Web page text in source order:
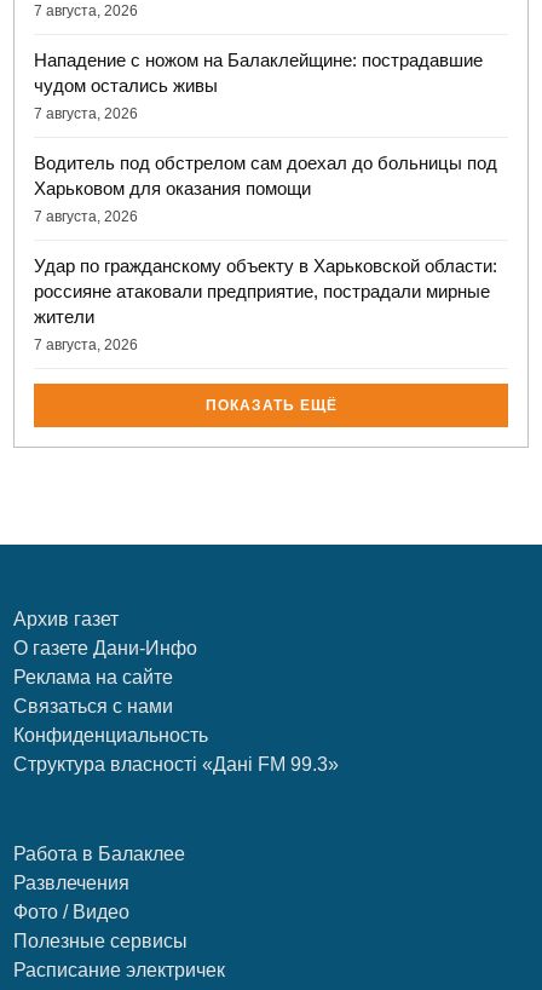
7 августа, 2026
Нападение с ножом на Балаклейщине: пострадавшие
чудом остались живы
7 августа, 2026
Водитель под обстрелом сам доехал до больницы под
Харьковом для оказания помощи
7 августа, 2026
Удар по гражданскому объекту в Харьковской области:
россияне атаковали предприятие, пострадали мирные
жители
7 августа, 2026
ПОКАЗАТЬ ЕЩЁ
Архив газет
О газете Дани-Инфо
Реклама на сайте
Связаться с нами
Конфиденциальность
Структура власності «Дані FM 99.3»
Работа в Балаклее
Развлечения
Фото / Видео
Полезные сервисы
Расписание электричек